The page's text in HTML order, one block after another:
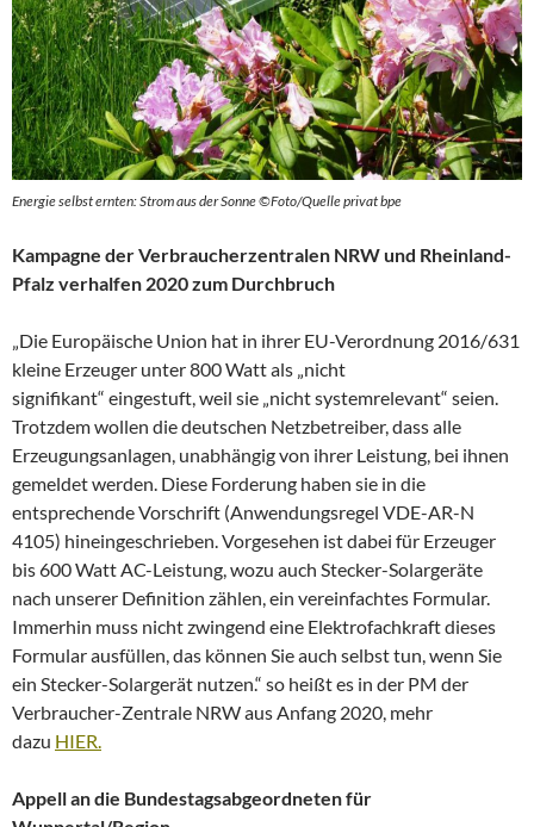
Energie selbst ernten: Strom aus der Sonne ©Foto/Quelle privat bpe
Kampagne der Verbraucherzentralen NRW und Rheinland-
Pfalz verhalfen 2020 zum Durchbruch
„Die Europäische Union hat in ihrer EU-Verordnung 2016/631
kleine Erzeuger unter 800 Watt als „nicht
signifikant“ eingestuft, weil sie „nicht systemrelevant“ seien.
Trotzdem wollen die deutschen Netzbetreiber, dass alle
Erzeugungsanlagen, unabhängig von ihrer Leistung, bei ihnen
gemeldet werden. Diese Forderung haben sie in die
entsprechende Vorschrift (Anwendungsregel VDE-AR-N
4105) hineingeschrieben. Vorgesehen ist dabei für Erzeuger
bis 600 Watt AC-Leistung, wozu auch Stecker-Solargeräte
nach unserer Definition zählen, ein vereinfachtes Formular.
Immerhin muss nicht zwingend eine Elektrofachkraft dieses
Formular ausfüllen, das können Sie auch selbst tun, wenn Sie
ein Stecker-Solargerät nutzen.“ so heißt es in der PM der
Verbraucher-Zentrale NRW aus Anfang 2020, mehr
dazu HIER.
Appell an die Bundestagsabgeordneten für